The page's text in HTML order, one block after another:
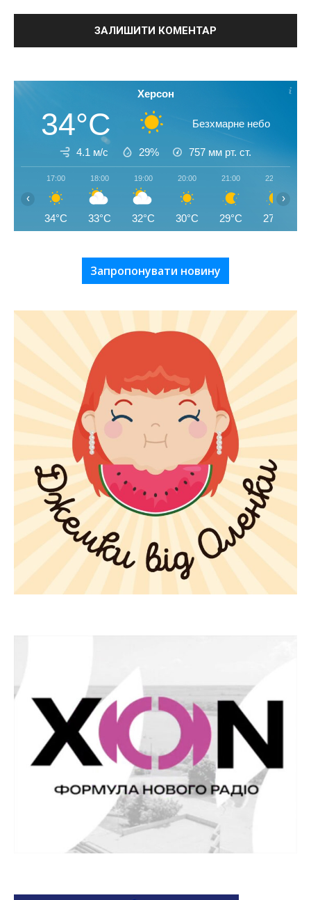
Херсон
34°C Безхмарне небо
4.1 м/с 29% 757 мм рт. ст.
17:00
34°C
18:00
33°C
19:00
32°C
20:00
30°C
21:00
29°C
22:00
27°C
‹ ›
Запропонувати новину